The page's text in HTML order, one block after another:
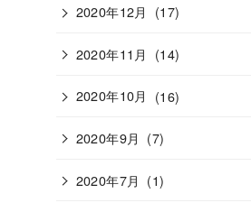
2020年12月 (17)
2020年11月 (14)
2020年10月 (16)
2020年9月 (7)
2020年7月 (1)